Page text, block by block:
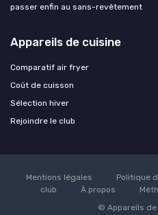
passer enfin au sans-revêtement
Appareils de cuisine
Comparatif air fryer
Coût de cuisson
Sélection hiver
Rejoindre le club
Mentions légales Politique
club
À propos
© Appareils